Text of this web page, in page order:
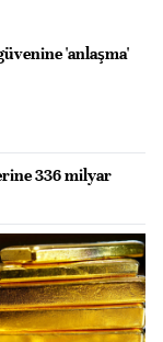
'anlaşma'
336 milyar